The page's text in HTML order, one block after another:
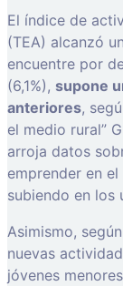
El índice de
(TEA) alcanzó
encuentre por
(6,1%), supone
anteriores,
el medio rural”
arroja datos
emprender en
subiendo en los
Asimismo,
nuevas
jóvenes